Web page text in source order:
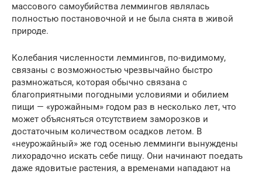
массового самоубийства леммингов являлась
полностью постановочной и не была снята в живой
природе.
Колебания численности леммингов, по-видимому,
связаны с возможностью чрезвычайно быстро
размножаться, которая обычно связана с
благоприятными погодными условиями и обилием
пищи — «урожайным» годом раз в несколько лет, что
может объясняться отсутствием заморозков и
достаточным количеством осадков летом. В
«неурожайный» же год осенью лемминги вынуждены
лихорадочно искать себе пищу. Они начинают поедать
даже ядовитые растения, а временами нападают на